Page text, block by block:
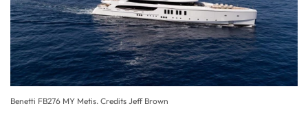
Benetti FB276 MY Metis. Credits Jeff Brown